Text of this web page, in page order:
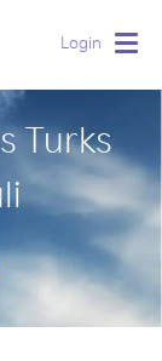
Login
Turks